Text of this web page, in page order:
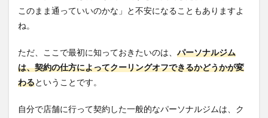
このまま通っていいのかな」と不安になることもありますよ
ね。
ただ、ここで最初に知っておきたいのは、 パーソナルジム
は、契約の仕方によってクーリングオフできるかどうかが変
わるということです。
自分で店舗に行って契約した一般的なパーソナルジムは、ク